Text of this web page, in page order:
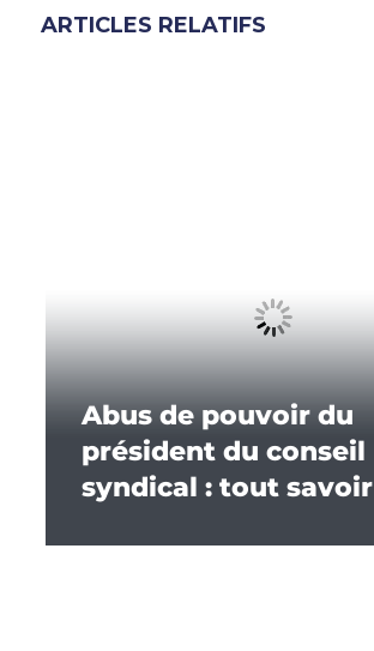
ARTICLES RELATIFS
Abus de pouvoir du
président du conseil
syndical : tout savoir